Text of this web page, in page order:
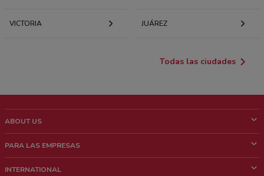
VICTORIA JUÁREZ
Todas las ciudades
ABOUT US
¿Quiénes Somos?
PARA LAS EMPRESAS
INTERNATIONAL